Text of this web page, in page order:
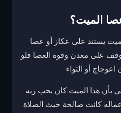
الميت؟
يستند على عكاز أو عصا
على معدن وقوة العصا فلو
أو التواء
بأن هذا الميت كان يحب ربه
كانت صالحة حيث الصلاة